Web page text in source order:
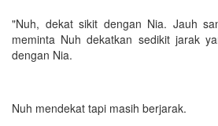
"Nuh, dekat sikit dengan Nia. Jauh
meminta Nuh dekatkan sedikit jarak
dengan Nia.
Nuh mendekat tapi masih berjarak.